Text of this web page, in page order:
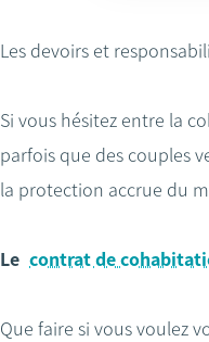
Les devoirs et
Si vous hésitez entre la
parfois que des couples
la protection accrue du
Le contrat de
Que faire si vous voulez